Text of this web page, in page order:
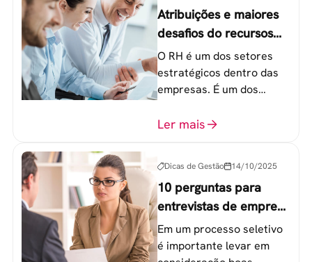
Atribuições e maiores
desafios do recursos
humanos em uma
empresa
O RH é um dos setores
estratégicos dentro das
empresas. É um dos
o atingimento das metas
Ler mais
Dicas de Gestão 14/10/2025
10 perguntas para
entrevistas de emprego
que recrutadores não
devem fazer
Em um processo seletivo
é importante levar em